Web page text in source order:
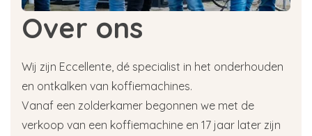
Over ons
Wij zijn Eccellente, dé specialist in het onderhouden
en ontkalken van koffiemachines.
Vanaf een zolderkamer begonnen we met de
verkoop van een koffiemachine en 17 jaar later zijn